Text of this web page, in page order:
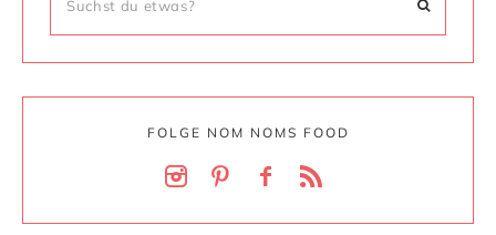
FOLGE NOM NOMS FOOD